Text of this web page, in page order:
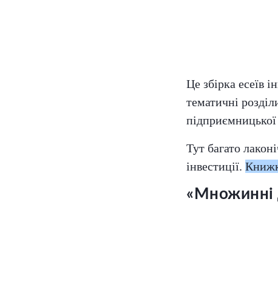
Це збірка есеїв
тематичні
підприємницької
Тут багато
інвестиції.
«Множинні